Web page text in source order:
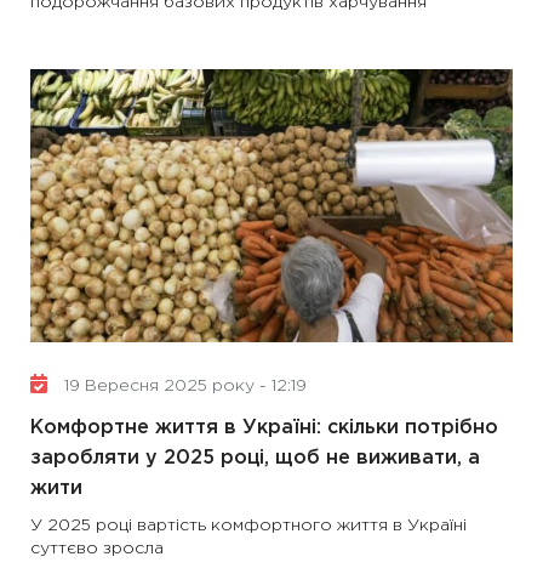
19 Вересня 2025 року - 12:19
Комфортне життя в Україні: скільки потрібно
заробляти у 2025 році, щоб не виживати, а
жити
У 2025 році вартість комфортного життя в Україні
суттєво зросла